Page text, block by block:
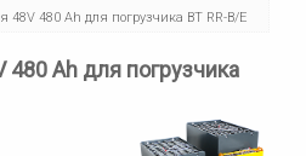
48V 480 Ah для погрузчика BT RR-B/E
480 Ah для погрузчика